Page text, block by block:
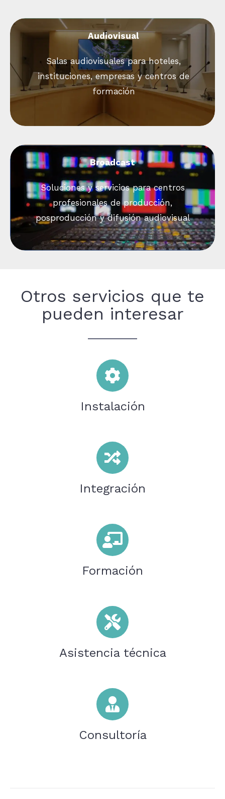
Audiovisual
Salas audiovisuales para hoteles,
instituciones, empresas y centros de
formación
Broadcast
Soluciones y servicios para centros
profesionales de producción,
posproducción y difusión audiovisual
Otros servicios que te
pueden interesar
Instalación
Integración
Formación
Asistencia técnica
Consultoría